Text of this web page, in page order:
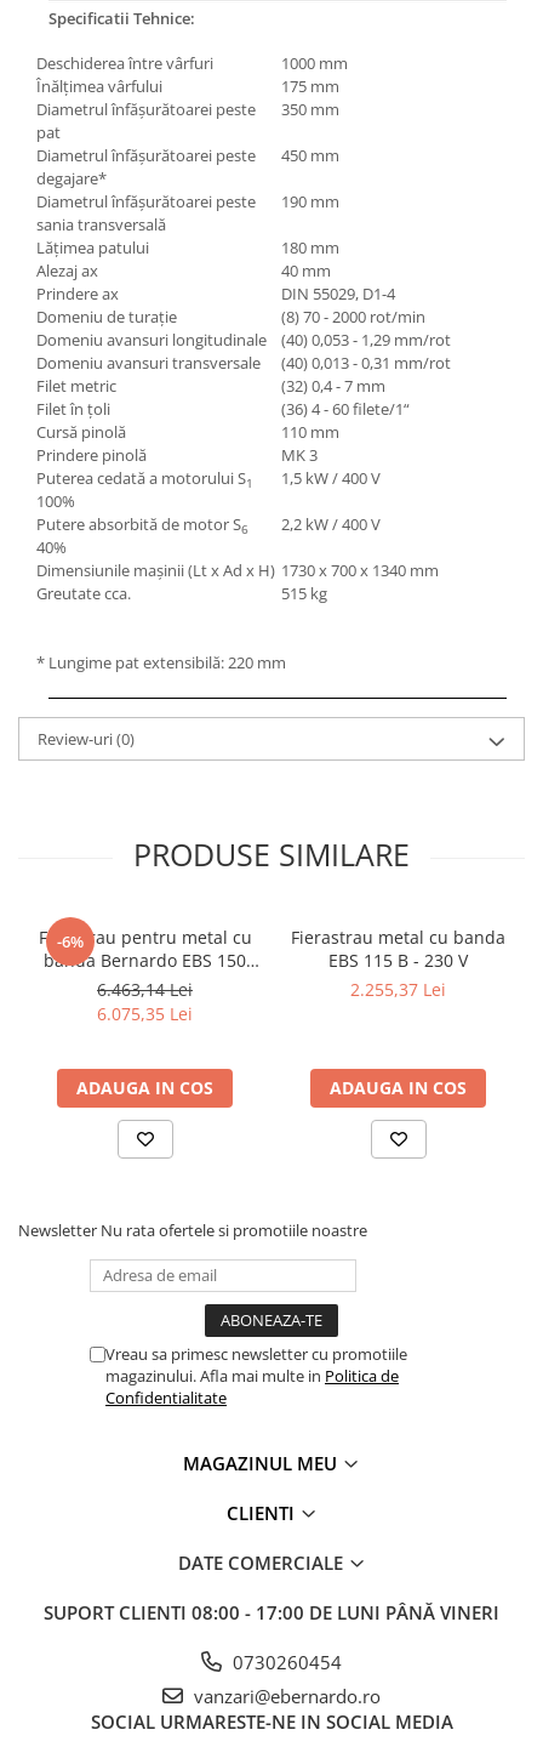
Specificatii Tehnice:
Deschiderea între vârfuri
1000 mm
Înălţimea vârfului
175 mm
Diametrul înfăşurătoarei peste
pat
350 mm
Diametrul înfăşurătoarei peste
degajare*
450 mm
Diametrul înfăşurătoarei peste
sania transversală
190 mm
Lăţimea patului
180 mm
Alezaj ax
40 mm
Prindere ax
DIN 55029, D1-4
Domeniu de turaţie
(8) 70 - 2000 rot/min
Domeniu avansuri longitudinale
(40) 0,053 - 1,29 mm/rot
Domeniu avansuri transversale
(40) 0,013 - 0,31 mm/rot
Filet metric
(32) 0,4 - 7 mm
Filet în ţoli
(36) 4 - 60 filete/1“
Cursă pinolă
110 mm
Prindere pinolă
MK 3
Puterea cedată a motorului S1
100%
1,5 kW / 400 V
Putere absorbită de motor S6
40%
2,2 kW / 400 V
Dimensiunile maşinii (Lt x Ad x H) 1730 x 700 x 1340 mm
Greutate cca.
515 kg
* Lungime pat extensibilă: 220 mm
Review-uri(0)
PRODUSE SIMILARE
-6%
Ferastrau pentru metal cu
banda Bernardo EBS 150
GC
6.463,14 Lei
6.075,35 Lei
ADAUGA IN COS
Fierastrau metal cu banda
EBS 115 B - 230 V
2.255,37 Lei
ADAUGA IN COS
Newsletter Nu rata ofertele si promotiile noastre
Vreau sa primesc newsletter cu promotiile
magazinului. Afla mai multe in Politica de
Confidentialitate
MAGAZINUL MEU
CLIENTI
DATE COMERCIALE
SUPORT CLIENTI 08:00 - 17:00 DE LUNI PÂNĂ VINERI
0730260454
vanzari@ebernardo.ro
SOCIAL URMARESTE-NE IN SOCIAL MEDIA